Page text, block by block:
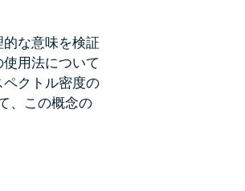
な意味を検証
用法について
クトル密度の
、この概念の